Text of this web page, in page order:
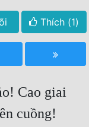
Thích (1)
Cao giai
cuồng!